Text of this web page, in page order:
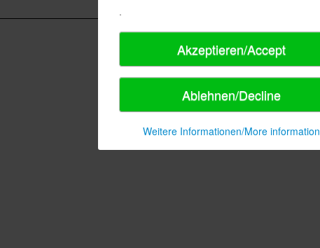
.
Akzeptieren/Accept
Ablehnen/Decline
Weitere Informationen/More information